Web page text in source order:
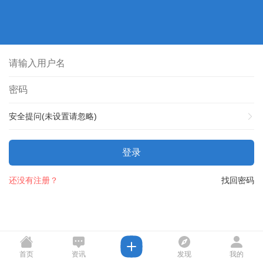
安全提问(未设置请忽略)
登录
找回密码
还没有注册？
首页 资讯 发现 我的